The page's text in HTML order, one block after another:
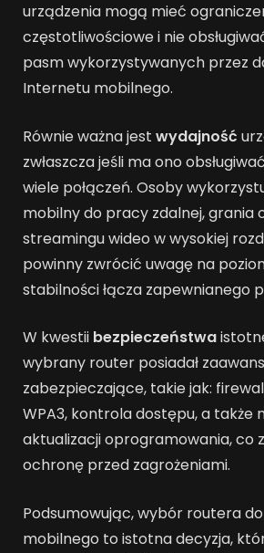
urządzenia mogą mieć
częstotliwościowe i nie
pasm wykorzystywanych przez
Internetu mobilnego.
Równie ważna jest wydajność
zwłaszcza jeśli ma ono
wiele połączeń. Osoby
mobilny do pracy zdalnej, grania
streamingu wideo w wysokiej
powinny zwrócić uwagę na
stabilności łącza zapewnianego
W kwestii bezpieczeństwa
wybrany router posiadał
zabezpieczające, takie jak:
WPA3, kontrola dostępu, a także
aktualizacji oprogramowania, co
ochronę przed zagrożeniami.
Podsumowując, wybór routera
mobilnego to istotna decyzja,